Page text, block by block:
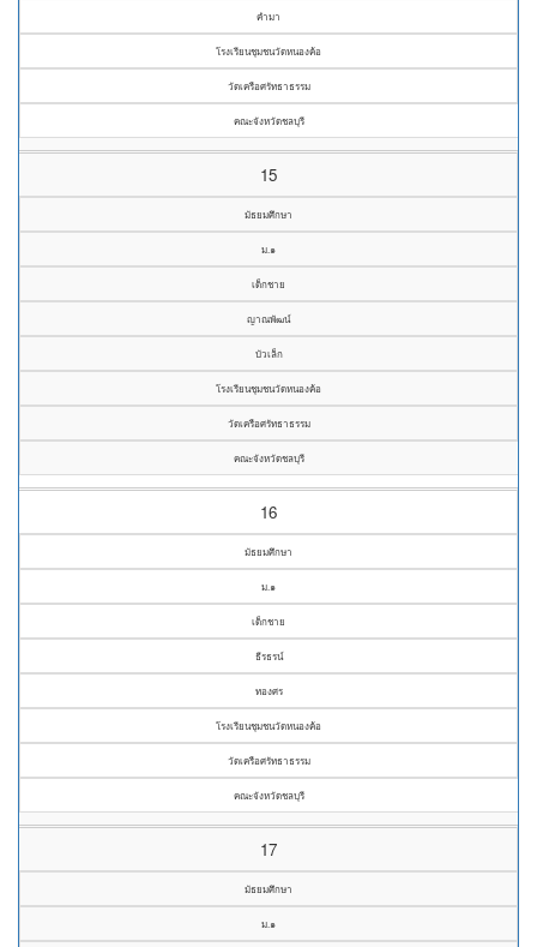
คำมา
โรงเรียนชุมชนวัดหนองค้อ
วัดเครือศรัทธาธรรม
คณะจังหวัดชลบุรี
15
มัธยมศึกษา
ม.๑
เด็กชาย
ญาณพัฒน์
บัวเล็ก
โรงเรียนชุมชนวัดหนองค้อ
วัดเครือศรัทธาธรรม
คณะจังหวัดชลบุรี
16
มัธยมศึกษา
ม.๑
เด็กชาย
ธีรธรน์
ทองศร
โรงเรียนชุมชนวัดหนองค้อ
วัดเครือศรัทธาธรรม
คณะจังหวัดชลบุรี
17
มัธยมศึกษา
ม.๑